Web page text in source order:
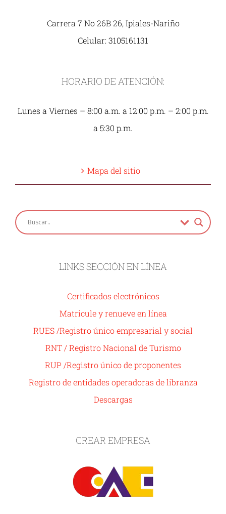
Carrera 7 No 26B 26, Ipiales-Nariño
Celular: 3105161131
HORARIO DE ATENCIÓN:
Lunes a Viernes – 8:00 a.m. a 12:00 p.m. – 2:00 p.m.
a 5:30 p.m.
Mapa del sitio
LINKS SECCIÓN EN LÍNEA
Certificados electrónicos
Matricule y renueve en línea
RUES /Registro único empresarial y social
RNT / Registro Nacional de Turismo
RUP /Registro único de proponentes
Registro de entidades operadoras de libranza
Descargas
CREAR EMPRESA